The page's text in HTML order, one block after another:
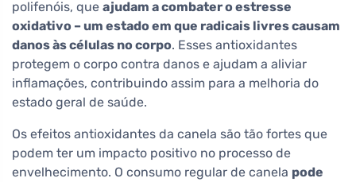
polifenóis, que ajudam a combater o estresse
oxidativo – um estado em que radicais livres causam
danos às células no corpo. Esses antioxidantes
protegem o corpo contra danos e ajudam a aliviar
inflamações, contribuindo assim para a melhoria do
estado geral de saúde.
Os efeitos antioxidantes da canela são tão fortes que
podem ter um impacto positivo no processo de
envelhecimento. O consumo regular de canela pode